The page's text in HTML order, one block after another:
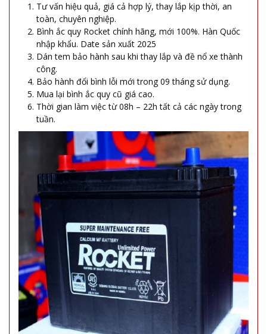
Tư vấn hiệu quả, giá cả hợp lý, thay lắp kịp thời, an
toàn, chuyên nghiệp.
Bình ắc quy Rocket chính hãng, mới 100%. Hàn Quốc
nhập khẩu. Date sản xuất 2025
Dán tem bảo hành sau khi thay lắp và đề nổ xe thành
công.
Bảo hành đổi bình lỗi mới trong 09 tháng sử dụng.
Mua lại bình ắc quy cũ giá cao.
Thời gian làm việc từ 08h – 22h tất cả các ngày trong
tuần.